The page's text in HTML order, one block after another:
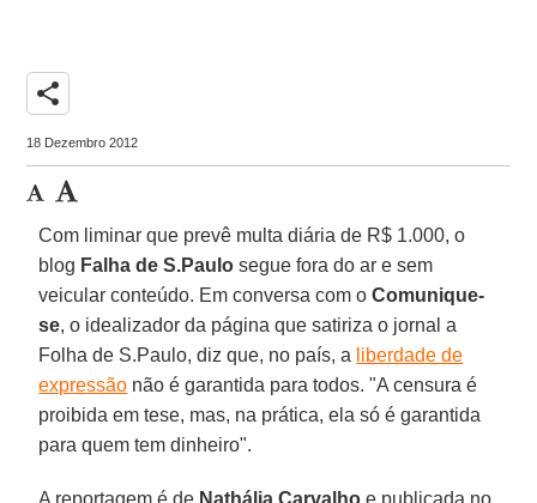
share
18 Dezembro 2012
Com liminar que prevê multa diária de R$ 1.000, o
blog Falha de S.Paulo segue fora do ar e sem
veicular conteúdo. Em conversa com oComunique-
se, o idealizador da página que satiriza o jornal a
Folha de S.Paulo, diz que, no país, a liberdade de
expressão não é garantida para todos. "A censura é
proibida em tese, mas, na prática, ela só é garantida
para quem tem dinheiro".
A reportagem é de Nathália Carvalho e publicada no